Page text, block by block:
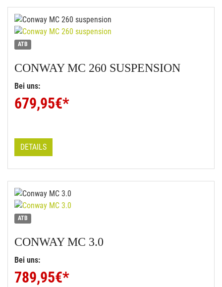
ATB
CONWAYMC 260 SUSPENSION
Bei uns:
679,95€*
DETAILS
ATB
CONWAYMC 3.0
Bei uns:
789,95€*